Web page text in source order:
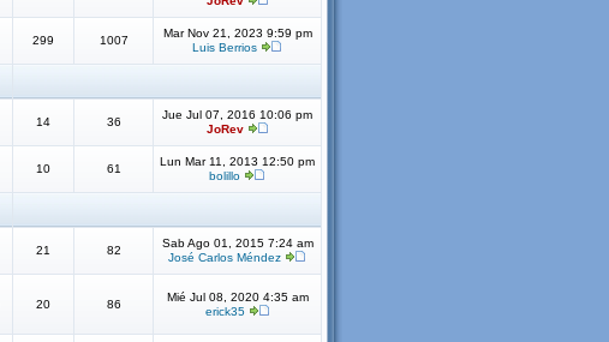
299 1007
Mar Nov 21, 2023 9:59 pm
Luis Berrios
14 36
Jue Jul 07, 2016 10:06 pm
JoRev
10 61
Lun Mar 11, 2013 12:50 pm
bolillo
21 82
Sab Ago 01, 2015 7:24 am
José Carlos Méndez
20 86
Mié Jul 08, 2020 4:35 am
erick35